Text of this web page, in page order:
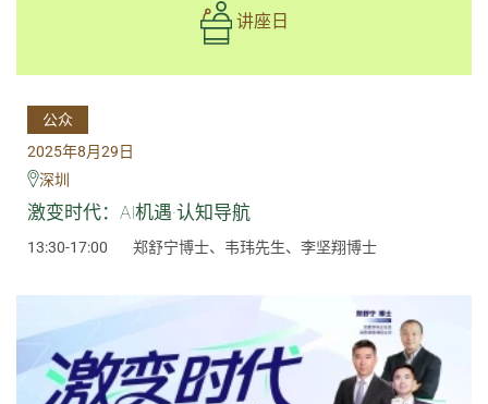
讲座日
公众
2025年8月29日
深圳
激变时代：AI机遇·认知导航
13:30-17:00 郑舒宁博士、韦玮先生、李坚翔博士